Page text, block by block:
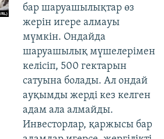
бар шаруашылықтар өз
жерін игере алмауы
мүмкін. Ондайда
шаруашылық мүшелерімен
келісіп, 500 гектарын
сатуына болады. Ал ондай
ауқымды жерді кез келген
адам ала алмайды.
Инвесторлар, қаржысы бар